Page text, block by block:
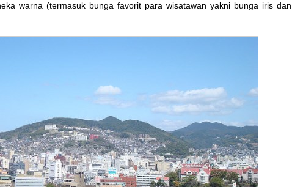
warna (termasuk bunga favorit para wisatawan yakni bunga iris dan